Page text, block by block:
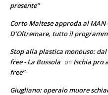
presente”
Corto Maltese approda al MAN
D’Oltremare, tutto il
Stop alla plastica monouso:
free - La Bussola on Ischia pro
free”
Giugliano: operaio muore